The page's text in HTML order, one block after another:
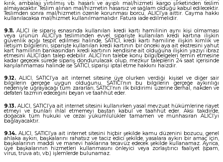
kırık, ambalajı yırtılmış vb. hasarlı ve ayıplı mal/hizmeti kargo şirketinden teslim
almayacaktır. Teslim alınan mal/hizmetin hasarsız ve sağlam olduğu kabul edilecektir.
Teslimden sonra mal/hizmetin özenle korunması borcu, ALICI’ya aittir. Cayma hakkı
kullanılacaksa mal/hizmet kullanılmamalıdır. Fatura iade edilmelidir.
9.11. ALICI ile sipariş esnasında kullanılan kredi kartı hamilinin aynı kişi olmaması
veya ürünün ALICI’ya tesliminden evvel, siparişte kullanılan kredi kartına ilişkin
güvenlik açığı tespit edilmesi halinde, SATICI, kredi kartı hamiline ilişkin kimlik ve
iletişim bilgilerini, siparişte kullanılan kredi kartının bir önceki aya ait ekstresini yahut
kart hamilinin bankasından kredi kartının kendisine ait olduğuna ilişkin yazıyı ibraz
etmesini ALICI’dan talep edebilir. ALICI’nın talebe konu bilgi/belgeleri temin etmesine
kadar geçecek sürede sipariş dondurulacak olup, mezkur taleplerin 24 saat içerisinde
karşılanmaması halinde ise SATICI, siparişi iptal etme hakkını haizdir.
9.12. ALICI, SATICI’ya ait internet sitesine üye olurken verdiği kişisel ve diğer sair
bilgilerin gerçeğe uygun olduğunu, SATICI’nın bu bilgilerin gerçeğe aykırılığı
nedeniyle uğrayacağı tüm zararları, SATICI’nın ilk bildirimi üzerine derhal, nakden ve
defaten tazmin edeceğini beyan ve taahhüt eder.
9.13. ALICI, SATICI’ya ait internet sitesini kullanırken yasal mevzuat hükümlerine riayet
etmeyi ve bunları ihlal etmemeyi baştan kabul ve taahhüt eder. Aksi takdirde,
doğacak tüm hukuki ve cezai yükümlülükler tamamen ve münhasıran ALICI’yı
bağlayacaktır.
9.14. ALICI, SATICI’ya ait internet sitesini hiçbir şekilde kamu düzenini bozucu, genel
ahlaka aykırı, başkalarını rahatsız ve taciz edici şekilde, yasalara aykırı bir amaç için,
başkalarının maddi ve manevi haklarına tecavüz edecek şekilde kullanamaz. Ayrıca,
üye başkalarının hizmetleri kullanmasını önleyici veya zorlaştırıcı faaliyet (spam,
virus, truva atı, vb.) işlemlerde bulunamaz.